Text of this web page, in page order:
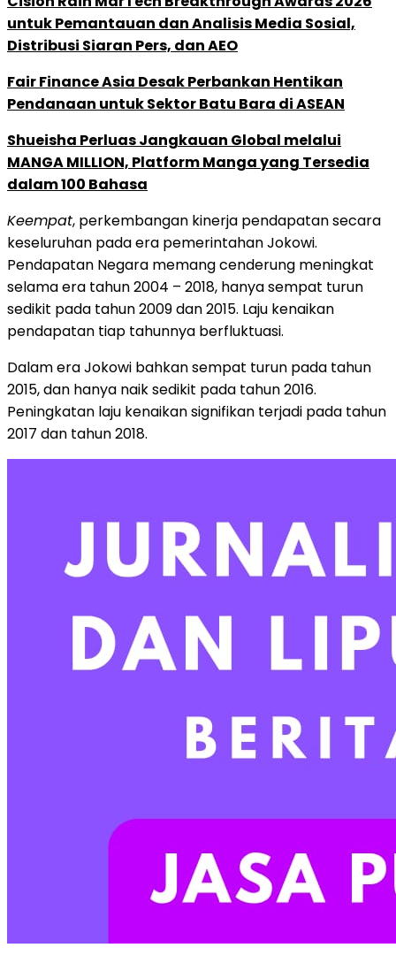
untuk Pemantauan dan Analisis Media Sosial,
Distribusi Siaran Pers, dan AEO
Fair Finance Asia Desak Perbankan Hentikan
Pendanaan untuk Sektor Batu Bara di ASEAN
Shueisha Perluas Jangkauan Global melalui
MANGA MILLION, Platform Manga yang Tersedia
dalam 100 Bahasa
Keempat, perkembangan kinerja pendapatan secara
keseluruhan pada era pemerintahan Jokowi.
Pendapatan Negara memang cenderung meningkat
selama era tahun 2004 – 2018, hanya sempat turun
sedikit pada tahun 2009 dan 2015. Laju kenaikan
pendapatan tiap tahunnya berfluktuasi.
Dalam era Jokowi bahkan sempat turun pada tahun
2015, dan hanya naik sedikit pada tahun 2016.
Peningkatan laju kenaikan signifikan terjadi pada tahun
2017 dan tahun 2018.